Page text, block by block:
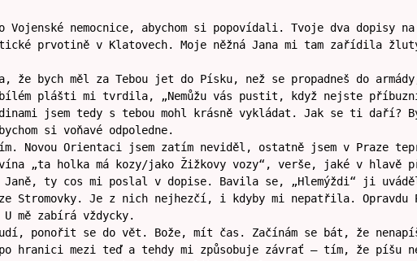
Vojenské nemocnice, abychom si popovídali. Tvoje dva dopisy
prvotině v Klatovech. Moje něžná Jana mi tam zařídila
že bych měl za Tebou jet do Písku, než se propadneš do
plášti mi tvrdila, „Nemůžu vás pustit, když nejste
jsem tedy s tebou mohl krásně vykládat. Jak se ti daří?
si voňavé odpoledne.
Novou Orientaci jsem zatím neviděl, ostatně jsem v Praze
„ta holka má kozy/jako Žižkovy vozy“, verše, jaké v hlavě
Janě, ty cos mi poslal v dopise. Bavila se, „Hlemýždi“ ji
ze Stromovky. Je z nich nejhezčí, i kdyby mi nepatřila.
mě zabírá vždycky.
ponořit se do vět. Bože, mít čas. Začínám se bát, že
hranici mezi teď a tehdy mi způsobuje závrať – tím, že píšu